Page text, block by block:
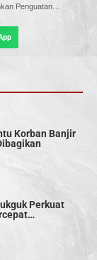
Bob Hasan Tekankan Penguatan Keamanan dan Kepatuhan Data dalam RUU Satu Data Indonesia
Korban Banjir
Perkuat